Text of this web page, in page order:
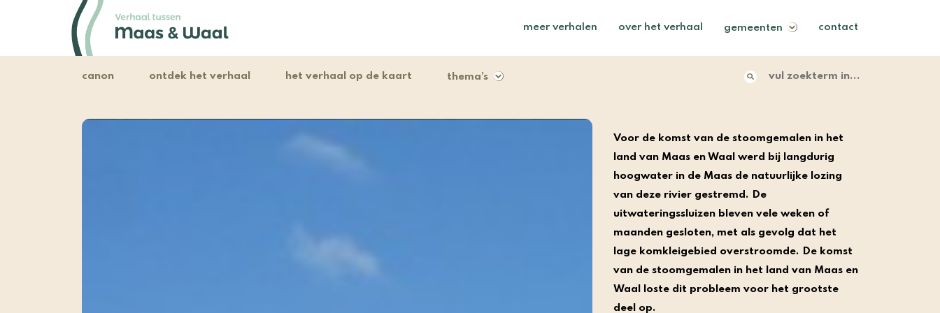
meer verhalen over het verhaal gemeenten contact
canon ontdek het verhaal het verhaal op de kaart thema’s
vul zoekterm in......
Voor de komst van de stoomgemalen in het
land van Maas en Waal werd bij langdurig
hoogwater in de Maas de natuurlijke lozing
van deze rivier gestremd. De
uitwateringssluizen bleven vele weken of
maanden gesloten, met als gevolg dat het
lage komkleigebied overstroomde. De komst
van de stoomgemalen in het land van Maas en
Waal loste dit probleem voor het grootste
deel op.